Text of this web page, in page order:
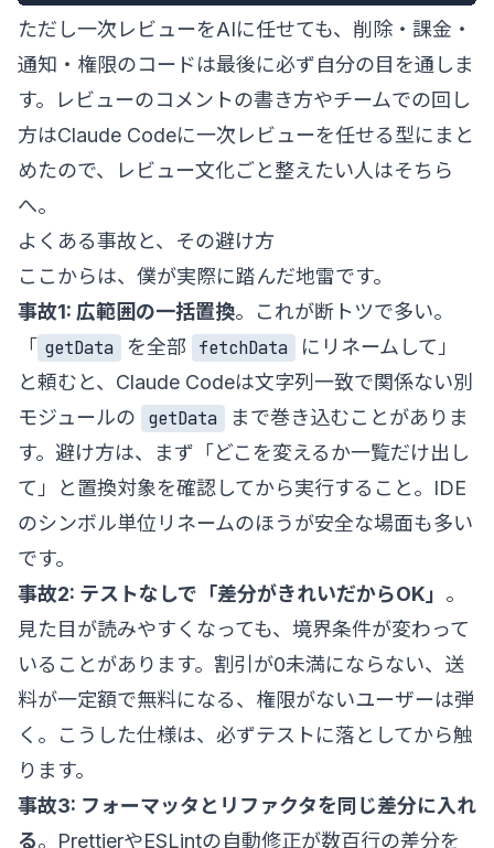
ただし一次レビューをAIに任せても、削除・課金・
通知・権限のコードは最後に必ず自分の目を通しま
す。レビューのコメントの書き方やチームでの回し
方はClaude Codeに一次レビューを任せる型にまと
めたので、レビュー文化ごと整えたい人はそちら
へ。
よくある事故と、その避け方
ここからは、僕が実際に踏んだ地雷です。
事故1: 広範囲の一括置換。これが断トツで多い。
「 getData を全部 fetchData
にリネームして」
と頼むと、Claude Codeは文字列一致で関係ない別
モジュールの
getData
まで巻き込むことがありま
す。避け方は、まず「どこを変えるか一覧だけ出し
て」と置換対象を確認してから実行すること。IDE
のシンボル単位リネームのほうが安全な場面も多い
です。
事故2: テストなしで「差分がきれいだからOK」 。
見た目が読みやすくなっても、境界条件が変わって
いることがあります。割引が0未満にならない、送
料が一定額で無料になる、権限がないユーザーは弾
く。こうした仕様は、必ずテストに落としてから触
ります。
事故3: フォーマッタとリファクタを同じ差分に入れ
る。PrettierやESLintの自動修正が数百行の差分を